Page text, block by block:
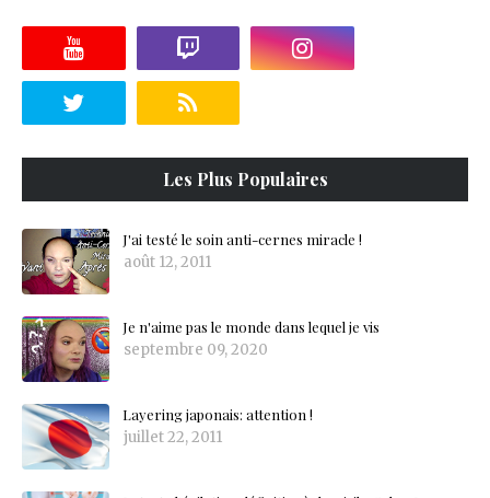
Les Plus Populaires
J'ai testé le soin anti-cernes miracle !
août 12, 2011
Je n'aime pas le monde dans lequel je vis
septembre 09, 2020
Layering japonais: attention !
juillet 22, 2011